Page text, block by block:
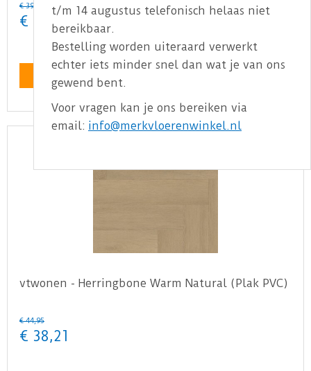
€ 39
€ ,95
Bekijk product
vtwonen - Herringbone Warm Natural (Plak PVC)
€ 44,95
€ 38,21
t/m 14 augustus telefonisch helaas niet
bereikbaar.
Bestelling worden uiteraard verwerkt
echter iets minder snel dan wat je van ons
gewend bent.
Voor vragen kan je ons bereiken via
email: info@merkvloerenwinkel.nl